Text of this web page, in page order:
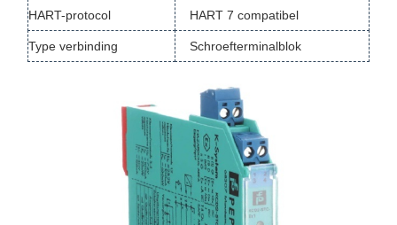
HART-protocol HART 7 compatibel
Type verbinding Schroefterminalblok